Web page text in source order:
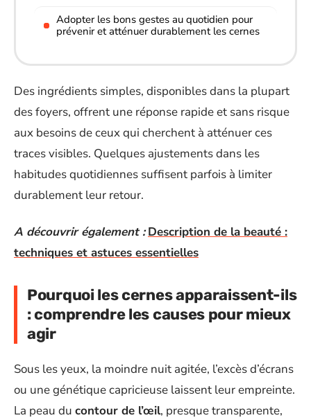
Adopter les bons gestes au quotidien pour
prévenir et atténuer durablement les cernes
Des ingrédients simples, disponibles dans la plupart
des foyers, offrent une réponse rapide et sans risque
aux besoins de ceux qui cherchent à atténuer ces
traces visibles. Quelques ajustements dans les
habitudes quotidiennes suffisent parfois à limiter
durablement leur retour.
A découvrir également : Description de la beauté :
techniques et astuces essentielles
Pourquoi les cernes apparaissent-ils
: comprendre les causes pour mieux
agir
Sous les yeux, la moindre nuit agitée, l’excès d’écrans
ou une génétique capricieuse laissent leur empreinte.
La peau du contour de l’œil, presque transparente,